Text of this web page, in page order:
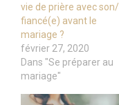
vie de prière avec
fiancé(e) avant le
mariage ?
février 27, 2020
Dans "Se préparer au
mariage"